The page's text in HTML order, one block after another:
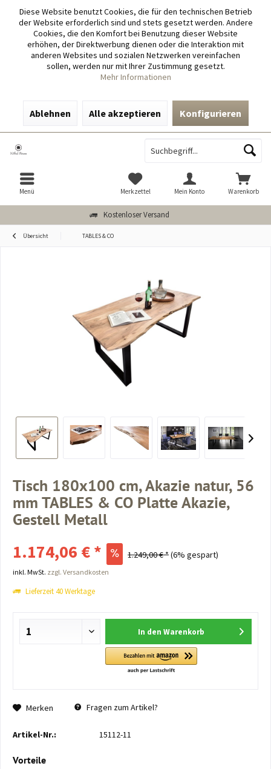
Diese Website benutzt Cookies, die für den technischen Betrieb
der Website erforderlich sind und stets gesetzt werden. Andere
Cookies, die den Komfort bei Benutzung dieser Website
erhöhen, der Direktwerbung dienen oder die Interaktion mit
anderen Websites und sozialen Netzwerken vereinfachen
sollen, werden nur mit Ihrer Zustimmung gesetzt.
Mehr Informationen
Ablehnen Alle akzeptieren Konfigurieren
Kostenloser Versand
Menü Warenkorb
Merkzettel Mein Konto
Übersicht TABLES & CO
Tisch 180x100 cm, Akazie natur, 56
mm TABLES & CO Platte Akazie,
Gestell Metall
1.174,06 € * 1.249,00 € *(6% gespart)
inkl. MwSt. zzgl. Versandkosten
Lieferzeit 40 Werktage
In den Warenkorb
Merken Fragen zum Artikel?
Artikel-Nr.: 15112-11
Vorteile